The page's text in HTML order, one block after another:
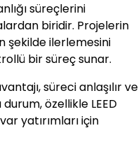
süreçlerini
biridir. Projelerin
şekilde ilerlemesini
bir süreç sunar.
süreci anlaşılır ve
özellikle LEED
yatırımları için